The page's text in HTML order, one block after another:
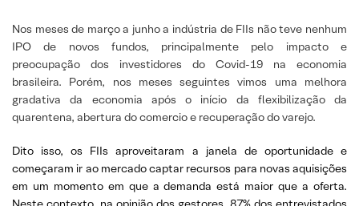
Nos meses de março a junho a indústria de FIIs não teve nenhum
IPO de novos fundos, principalmente pelo impacto e
preocupação dos investidores do Covid-19 na economia
brasileira. Porém, nos meses seguintes vimos uma melhora
gradativa da economia após o início da flexibilização da
quarentena, abertura do comercio e recuperação do varejo.
Dito isso, os FIIs aproveitaram a janela de oportunidade e
começaram ir ao mercado captar recursos para novas aquisições
em um momento em que a demanda está maior que a oferta.